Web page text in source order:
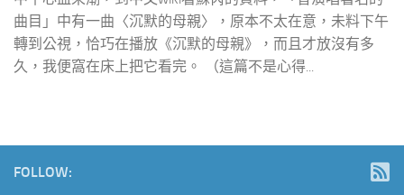
曲目」中有一曲〈沉默的母親〉，原本不太在意，未料下午
轉到公視，恰巧在播放《沉默的母親》，而且才放沒有多
久，我便窩在床上把它看完。 （這篇不是心得...
FOLLOW: